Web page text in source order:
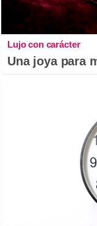
Lujo con carácter
Una joya para